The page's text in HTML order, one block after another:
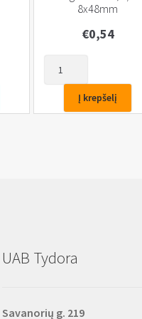
8x48mm
€0,54
Galvutė-
antgalis
Į krepšelį
UAB Tydora
Savanorių g. 219